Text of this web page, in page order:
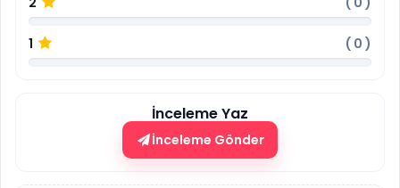
1 ( 0 )
İnceleme Yaz
İnceleme Gönder